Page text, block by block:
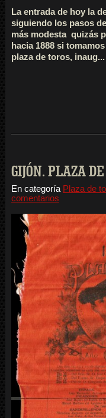
La entrada de hoy la
siguiendo los pasos
más modesta quizás
hacia 1888 si
plaza de toros, inaug...
GIJÓN. PLAZA DE
En categoría Plaza de
comentarios